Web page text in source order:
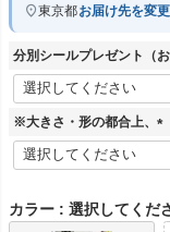
東京都お届け先を変更
分別シールプレゼント（お
※大きさ・形の都合上、
(
必
)
カラー 選択してくだ